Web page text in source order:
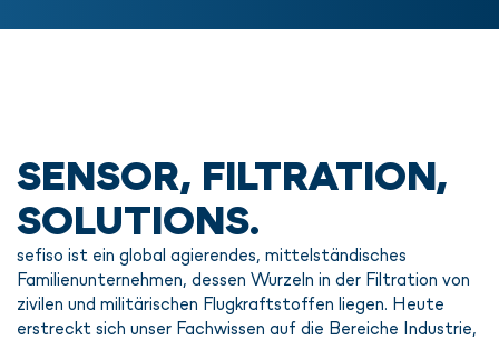
SENSOR, FILTRATION,
SOLUTIONS.
sefiso ist ein global agierendes, mittelständisches
Familienunternehmen, dessen Wurzeln in der Filtration von
zivilen und militärischen Flugkraftstoffen liegen. Heute
erstreckt sich unser Fachwissen auf die Bereiche Industrie,